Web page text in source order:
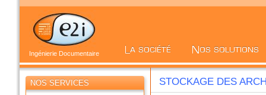
Ingénierie Documentaire
NOS SERVICES STOCKAGE DES